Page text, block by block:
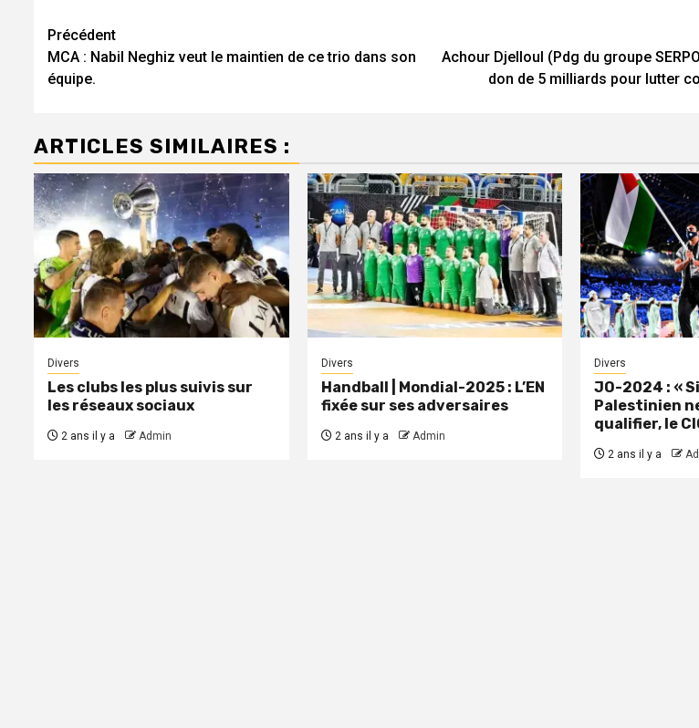
Navigation
d’article
Précédent
MCA : Nabil Neghiz veut le maintien de ce trio dans son
équipe.
Achour Djelloul (Pdg du groupe
don de 5 milliards pour lutter
ARTICLES SIMILAIRES :
Divers
Les clubs les plus suivis sur
les réseaux sociaux
2 ans il y a Admin
Divers
Handball | Mondial-2025 : L’EN
fixée sur ses adversaires
2 ans il y a Admin
Divers
JO-2024 : «
Palestinien
qualifier, le
2 ans il y a